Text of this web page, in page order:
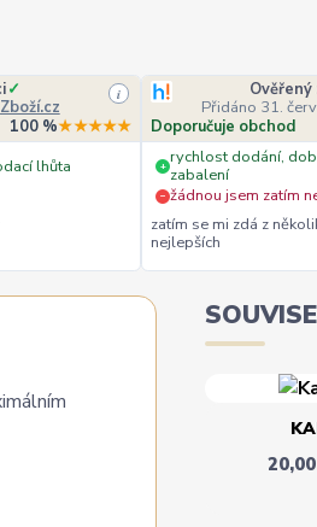
✓
Zboží.cz
i
100 %★★★★★
lhůta
Ověřený
Přidáno 31.
Doporučuje obchod
+ rychlost dodání,
zabalení
− žádnou jsem zatím
zatím se mi zdá z
nejlepších